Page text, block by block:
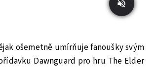
ošemetně umírňuje fanoušky svým
Dawnguard pro hru The Elder